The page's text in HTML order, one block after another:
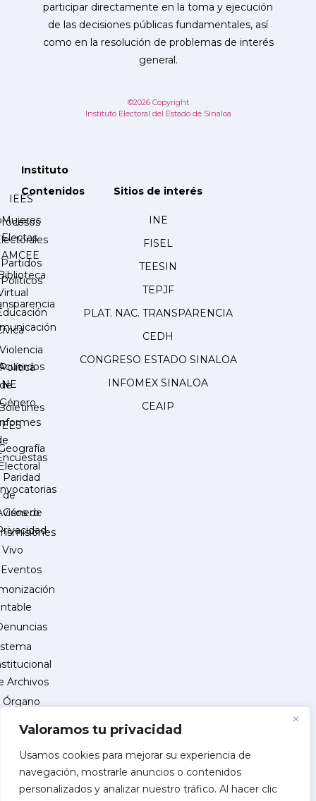
Valoramos tu privacidad
Usamos cookies para mejorar su experiencia de
navegación, mostrarle anuncios o contenidos
personalizados y analizar nuestro tráfico. Al hacer clic
participar directamente en la toma y ejecución
de las decisiones públicas fundamentales, así
como en la resolución de problemas de interés
general.
©2026 Copyright
Instituto Electoral del Estado de Sinaloa
Instituto
IEES
Partidos
Políticos
de
Contenidos
Mujeres
Electas
AMCEE
Violencia
Política
de
Género
Paridad
de
Género
Eventos
Archivos
Órgano
Control
Sitios de interés
INE
FISEL
TEESIN
TEPJF
PLAT. NAC. TRANSPARENCIA
CEDH
CONGRESO ESTADO SINALOA
INFOMEX SINALOA
CEAIP